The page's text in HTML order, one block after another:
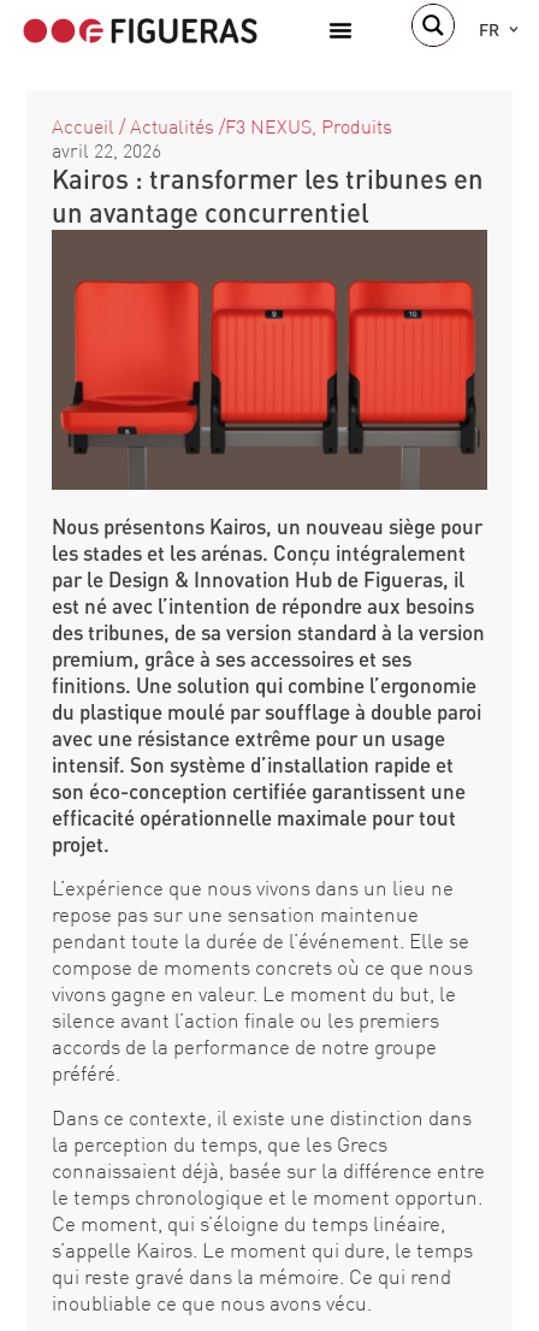
FR
Accueil /Actualités /F3 NEXUS, Produits
avril 22, 2026
Kairos : transformer les tribunes en
un avantage concurrentiel
Nous présentons Kairos, un nouveau siège pour
les stades et les arénas. Conçu intégralement
par le Design & Innovation Hub de Figueras, il
est né avec l’intention de répondre aux besoins
des tribunes, de sa version standard à la version
premium, grâce à ses accessoires et ses
finitions. Une solution qui combine l’ergonomie
du plastique moulé par soufflage à double paroi
avec une résistance extrême pour un usage
intensif. Son système d’installation rapide et
son éco-conception certifiée garantissent une
efficacité opérationnelle maximale pour tout
projet.
L’expérience que nous vivons dans un lieu ne
repose pas sur une sensation maintenue
pendant toute la durée de l’événement. Elle se
compose de moments concrets où ce que nous
vivons gagne en valeur. Le moment du but, le
silence avant l’action finale ou les premiers
accords de la performance de notre groupe
préféré.
Dans ce contexte, il existe une distinction dans
la perception du temps, que les Grecs
connaissaient déjà, basée sur la différence entre
le temps chronologique et le moment opportun.
Ce moment, qui s’éloigne du temps linéaire,
s’appelle Kairos. Le moment qui dure, le temps
qui reste gravé dans la mémoire. Ce qui rend
inoubliable ce que nous avons vécu.